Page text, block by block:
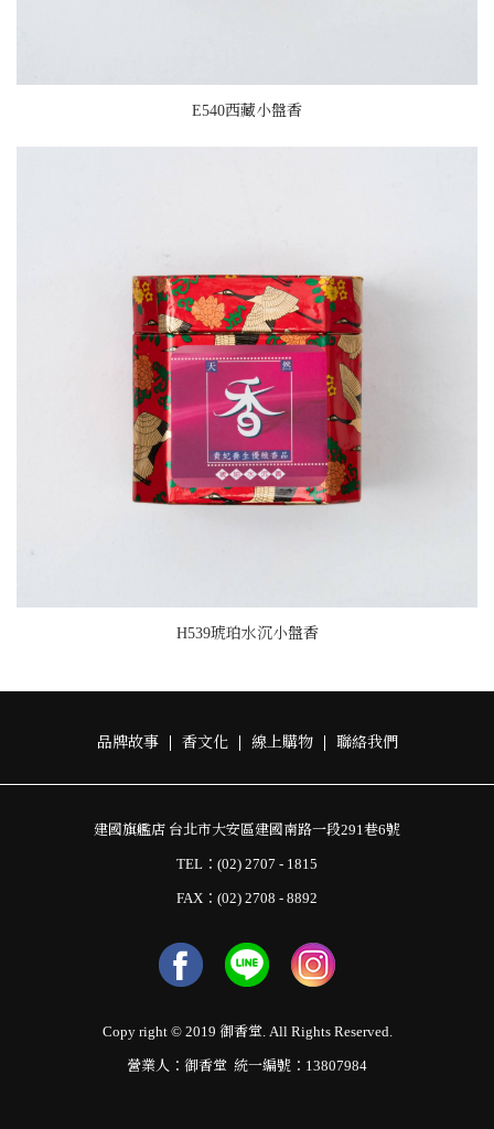
E540西藏小盤香
H539琥珀水沉小盤香
品牌故事 香文化 線上購物 聯絡我們
建國旗艦店 台北市大安區建國南路一段291巷6號
TEL：(02) 2707 - 1815
FAX：(02) 2708 - 8892
Copy right © 2019 御香堂. All Rights Reserved.
營業人：御香堂 統一編號：13807984